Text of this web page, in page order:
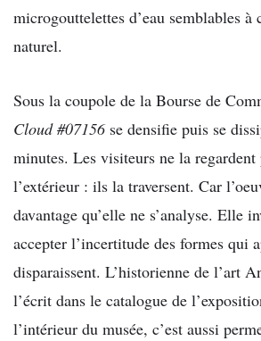
microgouttelettes d’eau semblables
naturel.
Sous la coupole de la Bourse de
Cloud #07156se densifie puis se
minutes. Les visiteurs ne la regardent
l’extérieur : ils la traversent. Car
davantage qu’elle ne s’analyse. Elle
accepter l’incertitude des formes qui
disparaissent. L’historienne de l’art
l’écrit dans le catalogue de
l’intérieur du musée, c’est aussi